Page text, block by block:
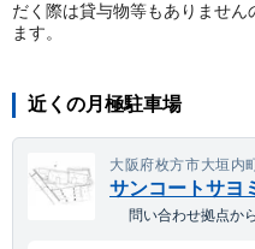
だく際は貸与物等もありませ
ます。
近くの月極駐車場
大阪府枚方市大垣内
サンコートサヨ
問い合わせ拠点か